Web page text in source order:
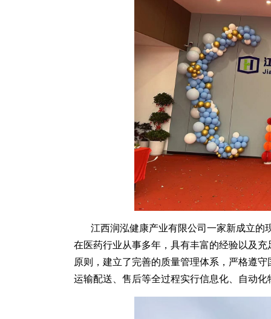
江西润泓健康产业有限公司一家新成立的
在医药行业从事多年，具有丰富的经验以及
原则，建立了完善的质量管理体系，严格遵
运输配送、售后等全过程实行信息化、自动